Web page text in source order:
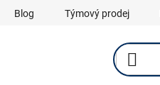
Blog Týmový prodej